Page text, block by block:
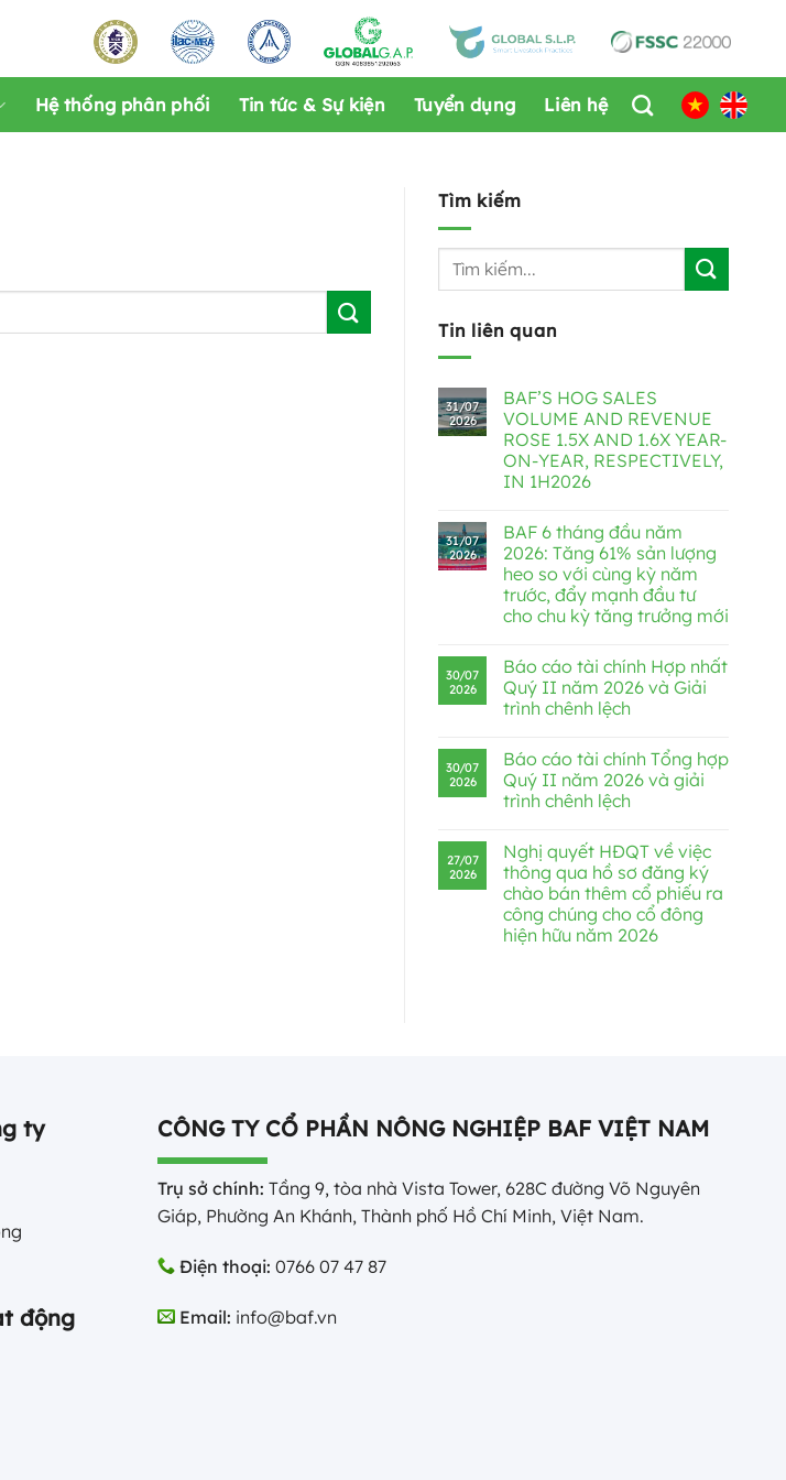
Hệ thống phân phối Tin tức & Sự kiện Tuyển dụng Liên hệ
Tìm kiếm
Tin liên quan
31/07
2026
BAF’S HOG SALES
VOLUME AND REVENUE
ROSE 1.5X AND 1.6X YEAR-
ON-YEAR, RESPECTIVELY,
IN 1H2026
31/07
2026
BAF 6 tháng đầu năm
2026: Tăng 61% sản lượng
heo so với cùng kỳ năm
trước, đẩy mạnh đầu tư
cho chu kỳ tăng trưởng mới
30/07
2026
Báo cáo tài chính Hợp nhất
Quý II năm 2026 và Giải
trình chênh lệch
30/07
2026
Báo cáo tài chính Tổng hợp
Quý II năm 2026 và giải
trình chênh lệch
27/07
2026
Nghị quyết HĐQT về việc
thông qua hồ sơ đăng ký
chào bán thêm cổ phiếu ra
công chúng cho cổ đông
hiện hữu năm 2026
ty
động
CÔNG TY CỔ PHẦN NÔNG NGHIỆP BAF VIỆT NAM
Trụ sở chính: Tầng 9, tòa nhà Vista Tower, 628C đường Võ Nguyên
Giáp, Phường An Khánh, Thành phố Hồ Chí Minh, Việt Nam.
Điện thoại: 0766 07 47 87
Email: info@baf.vn